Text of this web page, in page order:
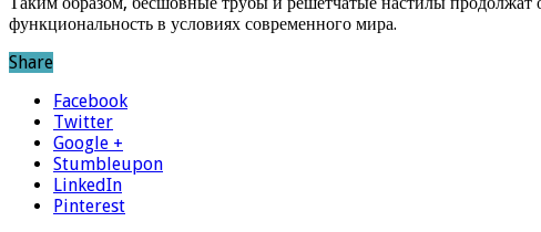
функциональность в условиях современного мира.
Share
Facebook
Twitter
Google +
Stumbleupon
LinkedIn
Pinterest